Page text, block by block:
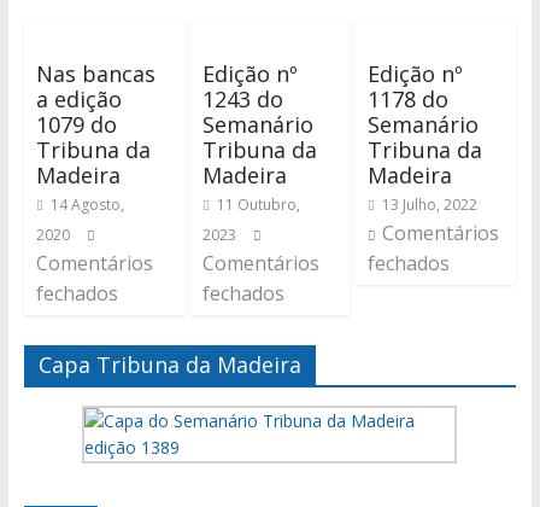
Nas bancas
a edição
1079 do
Tribuna da
Madeira
14 Agosto,
2020
Comentários
fechados
Edição nº
1243 do
Semanário
Tribuna da
Madeira
11 Outubro,
2023
Comentários
fechados
Edição nº
1178 do
Semanário
Tribuna da
Madeira
13 Julho, 2022
Comentários
fechados
Capa Tribuna da Madeira